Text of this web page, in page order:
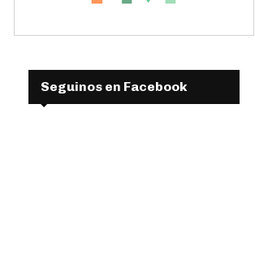
Seguinos en Facebook